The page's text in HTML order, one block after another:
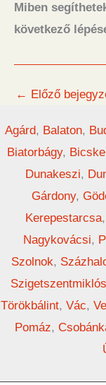
Miben
következő
← Előző
Agárd, Balaton,
Biatorbágy, Bicske
Dunakeszi,
Gárdony,
Kerepestarcsa,
Nagykovácsi,
Szolnok,
Szigetszentmiklós
Törökbálint, Vác,
Pomáz,